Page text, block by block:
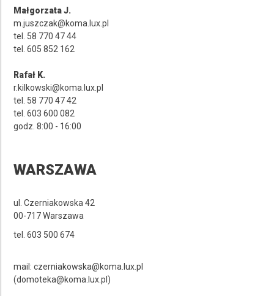
Małgorzata J.
m.juszczak@koma.lux.pl
tel. 58 770 47 44
tel. 605 852 162
Rafał K.
r.kilkowski@koma.lux.pl
tel. 58 770 47 42
tel. 603 600 082
godz. 8:00 - 16:00
WARSZAWA
ul. Czerniakowska 42
00-717 Warszawa
tel. 603 500 674
mail: czerniakowska@koma.lux.pl
(domoteka@koma.lux.pl)